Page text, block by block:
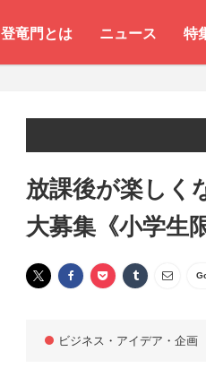
登竜門とは ニュース 特
放課後が楽しく
大募集《小学生
ビジネス・アイデア・企画